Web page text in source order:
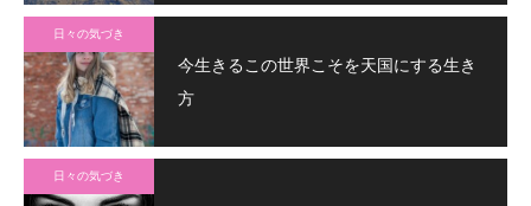
日々の気づき
今生きるこの世界こそを天国にする生き
方
日々の気づき